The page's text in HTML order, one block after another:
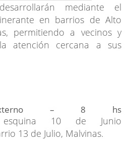
mediante el
en barrios de Alto
permitiendo a vecinos y
atención cercana a sus
Externo – 8 hs
10 de Junio
13 de Julio, Malvinas.